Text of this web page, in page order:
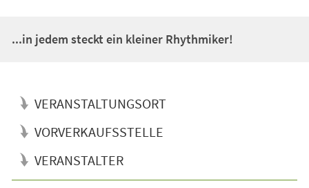
...in jedem steckt ein kleiner Rhythmiker!
VERANSTALTUNGSORT
VORVERKAUFSSTELLE
VERANSTALTER